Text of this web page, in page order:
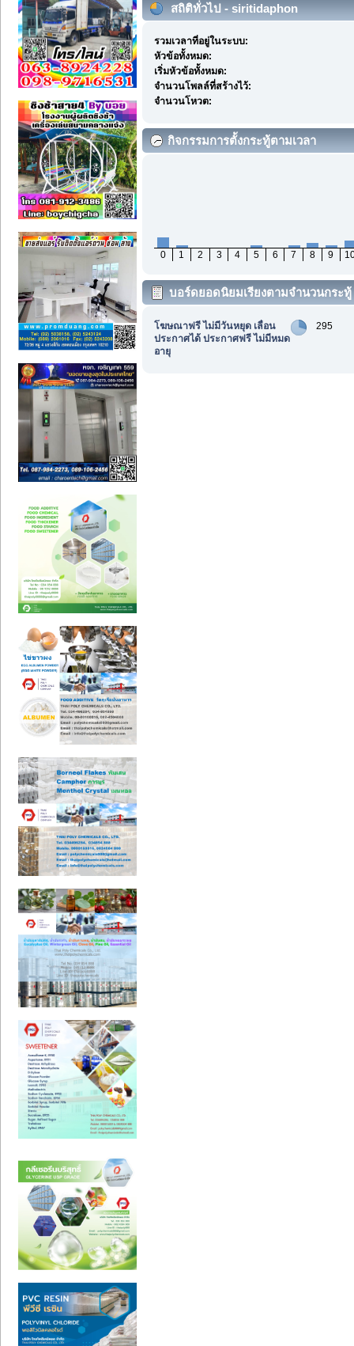
สถิติทั่วไป - siritidaphon
รวมเวลาที่อยู่ในระบบ:
หัวข้อทั้งหมด:
เริ่มหัวข้อทั้งหมด:
จำนวนโพลล์ที่สร้างไว้:
จำนวนโหวต:
กิจกรรมการตั้งกระทู้ตามเวลา
0 1 2 3 4 5 6 7 8 9
บอร์ดยอดนิยมเรียงตามจำนวนกระทู้
โฆษณาฟรี ไม่มีวันหยุด เลื่อน
ประกาศได้ ประกาศฟรี ไม่มีหมด
อายุ
295